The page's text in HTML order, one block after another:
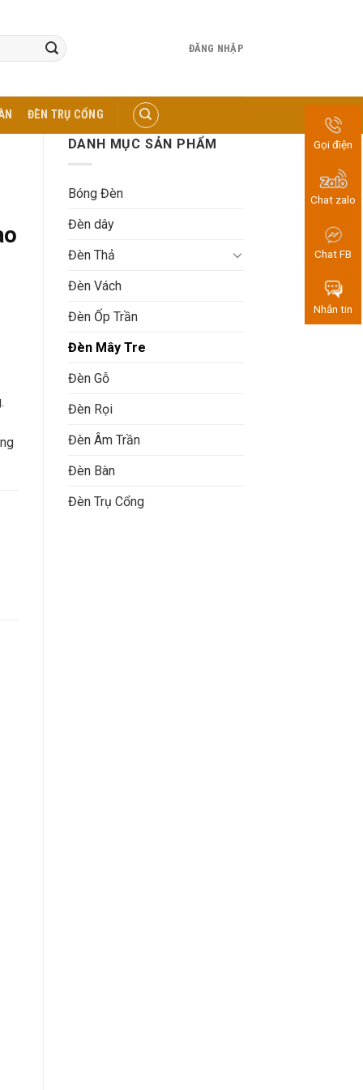
ĐĂNG NHẬP
ĐÈN TRỤ CỔNG
DANH MỤC SẢN PHẨM
Bóng Đèn
Đèn dây
Đèn Thả
Đèn Vách
Đèn Ốp Trần
Đèn Mây Tre
Đèn Gỗ
Đèn Rọi
Đèn Âm Trần
Đèn Bàn
Đèn Trụ Cổng
Gọi điện
Chat zalo
Chat FB
Nhắn tin